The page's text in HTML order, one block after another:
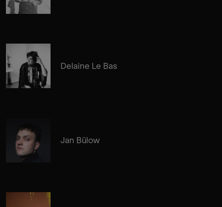
Delaine Le Bas
Jan Bülow